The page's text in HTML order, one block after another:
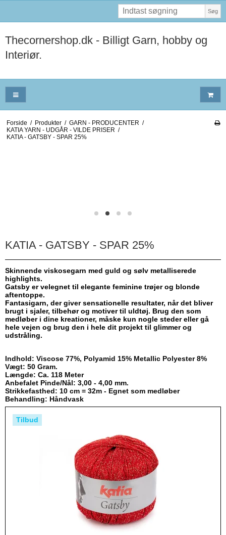
Søg
Thecornershop.dk - Billigt Garn, hobby og
Interiør.
Forside / Produkter / GARN - PRODUCENTER /
KATIA YARN - UDGÅR - VILDE PRISER /
KATIA - GATSBY - SPAR 25%
KATIA - GATSBY - SPAR 25%
Skinnende viskosegarn med guld og sølv metalliserede
highlights.
Gatsby er velegnet til elegante feminine trøjer og blonde
aftentoppe.
Fantasigarn, der giver sensationelle resultater, når det bliver
brugt i sjaler, tilbehør og motiver til uldtøj. Brug den som
medløber i dine kreationer, måske kun nogle steder eller gå
hele vejen og brug den i hele dit projekt til glimmer og
udstråling.
Indhold: Viscose 77%, Polyamid 15% Metallic Polyester 8%
Vægt: 50 Gram.
Længde: Ca. 118 Meter
Anbefalet Pinde/Nål: 3,00 - 4,00 mm.
Strikkefasthed: 10 cm = 32m - Egnet som medløber
Behandling: Håndvask
Tilbud